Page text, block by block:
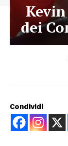
dei
Condividi